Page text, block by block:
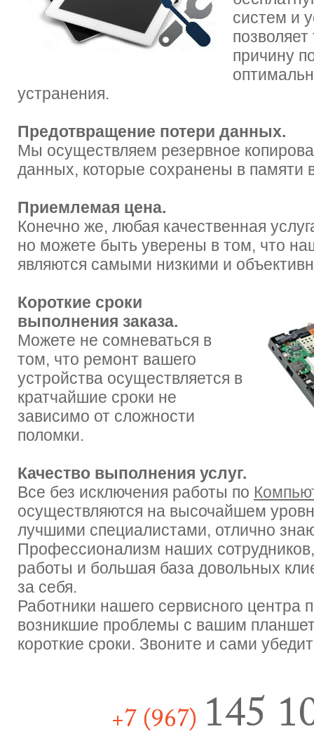
систем и
причину
устранения.
Предотвращение потери данных.
Мы осуществляем резервное
данных, которые сохранены в памяти
Приемлемая цена.
Конечно же, любая качественная
но можете быть уверены в том, что
являются самыми низкими и
Короткие сроки
выполнения заказа.
Можете не сомневаться в
том, что ремонт вашего
устройства осуществляется в
кратчайшие сроки не
зависимо от сложности
поломки.
Качество выполнения услуг.
Все без исключения работы по
осуществляются на высочайшем
лучшими специалистами, отлично
Профессионализм наших
работы и большая база довольных
за себя.
Работники нашего сервисного центра
возникшие проблемы с вашим
короткие сроки. Звоните и сами